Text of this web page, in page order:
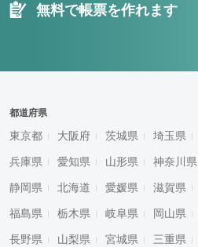
無料で帳票を作れます
都道府県
東京都 大阪府 茨城県 埼玉県
兵庫県 愛知県 山形県 神奈川県
静岡県 北海道 愛媛県 滋賀県
福島県 栃木県 岐阜県 岡山県
長野県 山梨県 宮城県 三重県